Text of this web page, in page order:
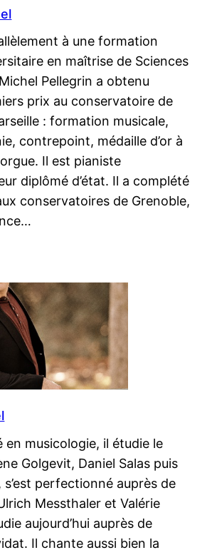
à une formation
en maîtrise de Sciences
Pellegrin a obtenu
prix au conservatoire de
: formation musicale,
contrepoint, médaille d’or à
Il est pianiste
diplômé d’état. Il a complété
conservatoires de Grenoble,
en musicologie, il étudie le
Golgevit, Daniel Salas puis
perfectionné auprès de
Messthaler et Valérie
aujourd’hui auprès de
Il chante aussi bien la